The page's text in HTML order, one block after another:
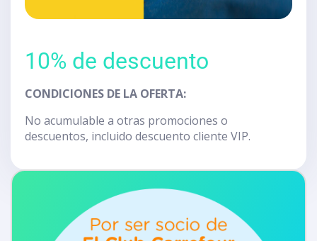
10% de descuento
CONDICIONES DE LA OFERTA:
No acumulable a otras promociones o
descuentos, incluido descuento cliente VIP.